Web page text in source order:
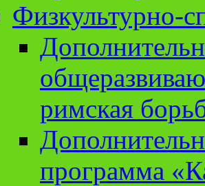
Физкультурно-
римская
программа